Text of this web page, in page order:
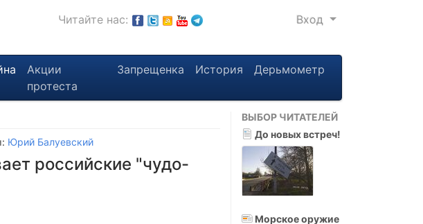
Читайте нас: Вход
Акции
протеста
Запрещенка История Дерьмометр
Юрий Балуевский
российские "чудо-
ВЫБОР ЧИТАТЕЛЕЙ
До новых встреч!
Морское оружие